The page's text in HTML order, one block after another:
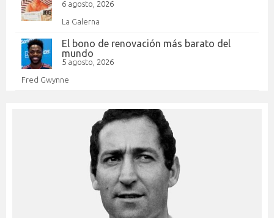
6 agosto, 2026
La Galerna
El bono de renovación más barato del
mundo
5 agosto, 2026
Fred Gwynne